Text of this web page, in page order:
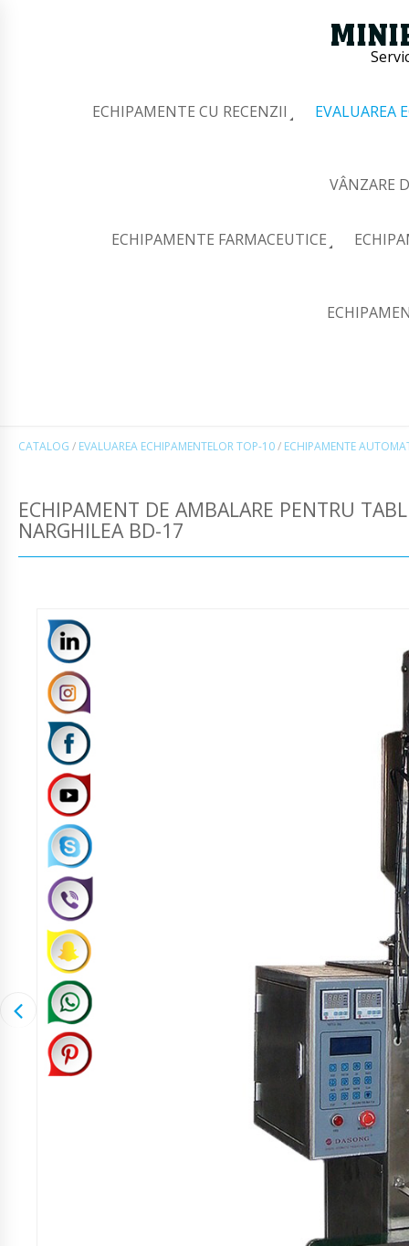
ECHIPAMENTE CU RECENZII EVALUAREA
VÂNZARE
ECHIPAMENTE FARMACEUTICE
CATALOG / EVALUAREA ECHIPAMENTELOR TOP-10/ ECHIPAMENTE
ECHIPAMENT DE AMBALARE PENTRU
NARGHILEA BD-17